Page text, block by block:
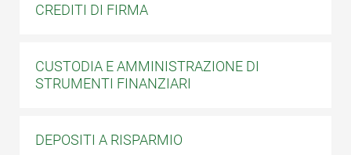
CREDITI DI FIRMA
CUSTODIA E AMMINISTRAZIONE DI
STRUMENTI FINANZIARI
DEPOSITI A RISPARMIO